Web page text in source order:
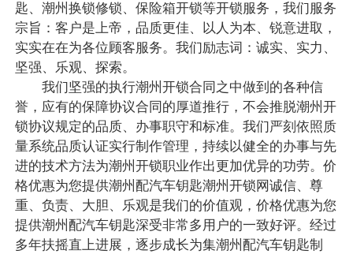
匙、潮州换锁修锁、保险箱开锁等开锁服务，我们服务
宗旨：客户是上帝，品质更佳、以人为本、锐意进取，
实实在在为各位顾客服务。我们励志词：诚实、实力、
坚强、乐观、探索。
我们坚强的执行潮州开锁合同之中做到的各种信
誉，应有的保障协议合同的厚道推行，不会推脱潮州开
锁协议规定的品质、办事职守和标准。我们严刻依照质
量系统品质认证实行制作管理，持续以健全的办事与先
进的技术方法为潮州开锁职业作出更加优异的功劳。价
格优惠为您提供潮州配汽车钥匙潮州开锁网诚信、尊
重、负责、大胆、乐观是我们的价值观，价格优惠为您
提供潮州配汽车钥匙深受非常多用户的一致好评。经过
多年扶摇直上进展，逐步成长为集潮州配汽车钥匙制